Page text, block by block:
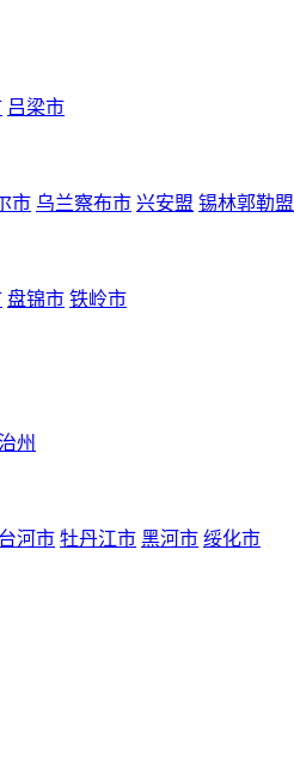
吕梁市
市 乌兰察布市 兴安盟 锡林郭勒盟
盘锦市 铁岭市
州
河市 牡丹江市 黑河市 绥化市